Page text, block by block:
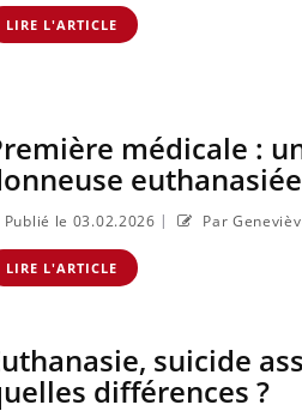
LIRE L'ARTICLE
médicale :
euthanasiée
Publié le 03.02.2026 | Par
LIRE L'ARTICLE
suicide
différences ?
GLP-1
aussi les os ?
: ce qui
la prise en
femmes